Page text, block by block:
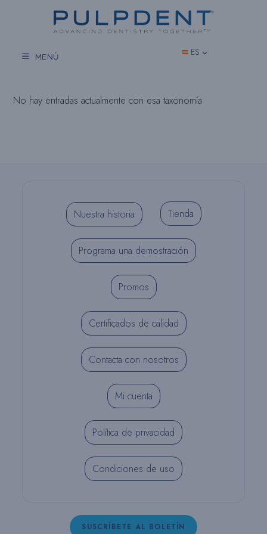
MENÚ ES
No hay entradas actualmente con esa taxonomía
Nuestra historia Tienda
Programa una demostración
Promos
Certificados de calidad
Contacta con nosotros
Mi cuenta
Política de privacidad
Condiciones de uso
SUSCRÍBETE AL BOLETÍN